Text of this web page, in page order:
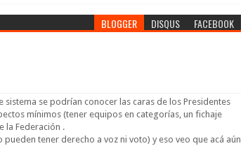
BLOGGER DISQUS FACEBOOK
se podrían conocer las caras de los Presidentes
mínimos (tener equipos en categorías, un fichaje
la Federación .
tener derecho a voz ni voto) y eso veo que acá aún